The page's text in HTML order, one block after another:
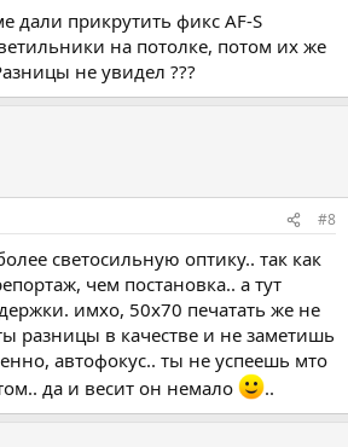
дали прикрутить фикс AF-S
на потолке, потом их же
не увидел ???
#8
светосильную оптику.. так как
чем постановка.. а тут
имхо, 50х70 печатать же не
разницы в качестве и не заметишь
автофокус.. ты не успеешь мто
да и весит он немало
..